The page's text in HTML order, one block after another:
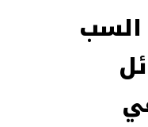
السب